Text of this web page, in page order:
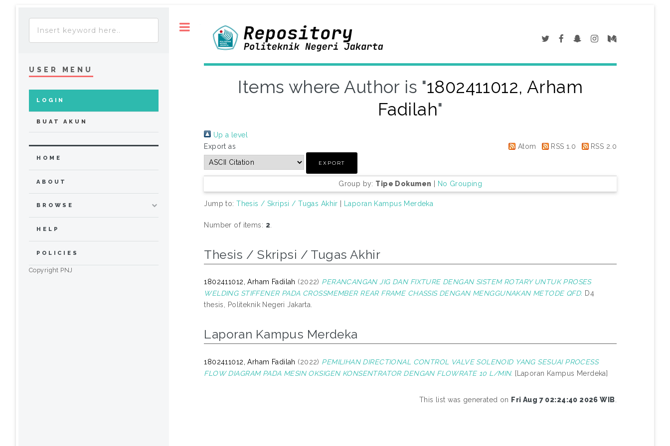
Items where Author is "1802411012, Arham
Fadilah"
Up a level
Export as
Atom RSS 1.0 RSS 2.0
Group by: Tipe Dokumen | No Grouping
Jump to:Thesis / Skripsi / Tugas Akhir | Laporan Kampus Merdeka
Number of items: 2
Thesis / Skripsi / Tugas Akhir
1802411012, Arham Fadilah (2022) PERANCANGAN JIG DAN FIXTURE DENGAN SISTEM ROTARY UNTUK PROSES
WELDING STIFFENER PADA CROSSMEMBER REAR FRAME CHASSIS DENGAN MENGGUNAKAN METODE QFD. D4
thesis, Politeknik Negeri Jakarta.
Laporan Kampus Merdeka
1802411012, Arham Fadilah (2022) PEMILIHAN DIRECTIONAL CONTROL VALVE SOLENOID YANG SESUAI PROCESS
FLOW DIAGRAM PADA MESIN OKSIGEN KONSENTRATOR DENGAN FLOWRATE 10 L/MIN. [Laporan Kampus Merdeka]
This list was generated on Fri Aug 7 02:24:40 2026 WIB
USER MENU
LOGIN
BUAT AKUN
HOME
ABOUT
BROWSE
HELP
POLICIES
Copyright PNJ
Toggle